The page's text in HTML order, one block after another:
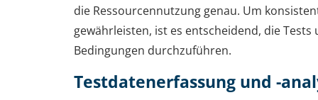
die Ressourcennutzung genau. Um
gewährleisten, ist es entscheidend, die
Bedingungen durchzuführen.
Testdatenerfassung und -